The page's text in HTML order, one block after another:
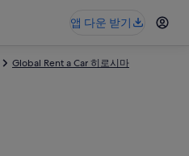
앱 다운 받기
Global Rent a Car 히로시마